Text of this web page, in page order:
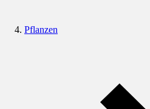
Pflanzen